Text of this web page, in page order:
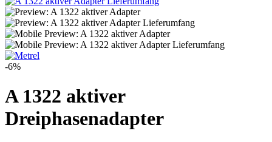
-6%
A 1322 aktiver
Dreiphasenadapter